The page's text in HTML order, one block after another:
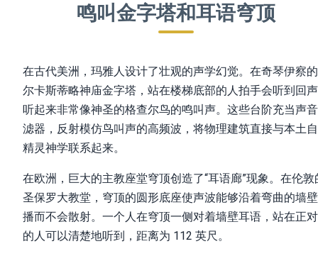
鸣叫金字塔和耳语穹顶
在古代美洲，玛雅人设计了壮观的声学幻觉。在奇琴伊察
尔卡斯蒂略神庙金字塔，站在楼梯底部的人拍手会听到回
听起来非常像神圣的格查尔鸟的鸣叫声。这些台阶充当声
滤器，反射模仿鸟叫声的高频波，将物理建筑直接与本土
精灵神学联系起来。
在欧洲，巨大的主教座堂穹顶创造了“耳语廊”现象。在伦敦
圣保罗大教堂，穹顶的圆形底座使声波能够沿着弯曲的墙
播而不会散射。一个人在穹顶一侧对着墙壁耳语，站在正
的人可以清楚地听到，距离为 112 英尺。